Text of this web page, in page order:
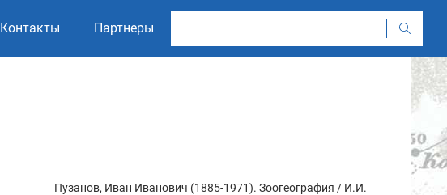
Контакты Партнеры
Пузанов, Иван Иванович (1885-1971). Зоогеография / И.И.